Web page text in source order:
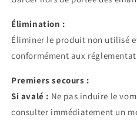
Élimination :
Éliminer le produit non utilisé
conformément aux
Premiers secours :
Si avalé : Ne pas induire le
consulter immédiatement un